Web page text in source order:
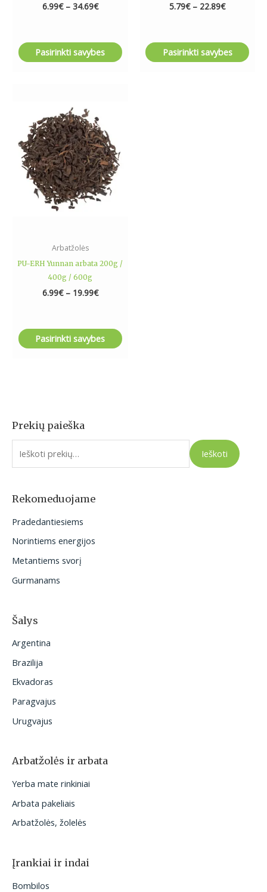
Prekių paieška
I
e
o
:
Ieškoti
Rekomeduojame
Pradedantiesiems
Norintiems energijos
Metantiems svorį
Gurmanams
Šalys
Argentina
Brazilija
Ekvadoras
Paragvajus
Urugvajus
Arbatžolės ir arbata
Yerba mate rinkiniai
Arbata pakeliais
Arbatžolės, žolelės
Įrankiai ir indai
Bombilos
6.99€ – 34.69€
Pasirinkti savybes
5.79€ – 22.89€
Pasirinkti savybes
Arbatžolės
PU-ERH Yunnan arbata 200g /
400g / 600g
6.99€ – 19.99€
through
19.99€
Pasirinkti savybes
has
multiple
variants.
The
options
may
be
page